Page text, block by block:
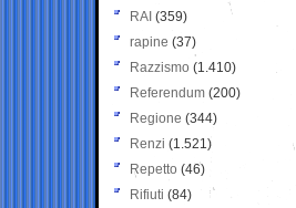
RAI (359)
rapine (37)
Razzismo (1.410)
Referendum (200)
Regione (344)
Renzi (1.521)
Repetto (46)
Rifiuti (84)